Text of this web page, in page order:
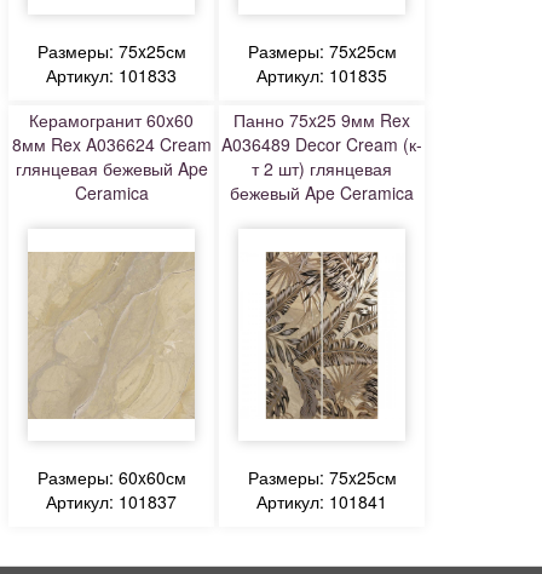
Размеры: 75x25см
Артикул: 101833
Размеры: 75x25см
Артикул: 101835
Керамогранит 60x60
8мм Rex A036624 Cream
глянцевая бежевый Ape
Ceramica
Размеры: 60x60см
Артикул: 101837
Панно 75x25 9мм Rex
A036489 Decor Cream (к-
т 2 шт) глянцевая
бежевый Ape Ceramica
Размеры: 75x25см
Артикул: 101841